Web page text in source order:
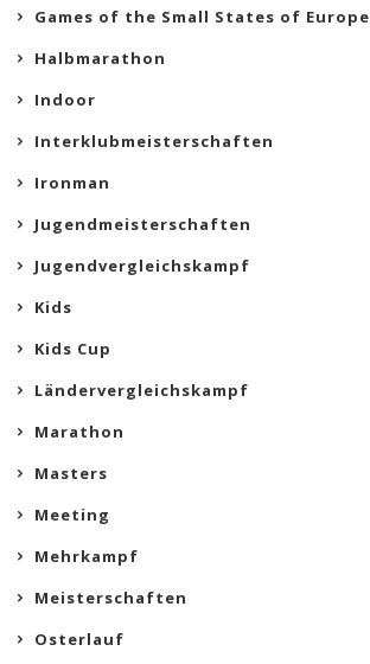
Games of the Small States of Europe
Halbmarathon
Indoor
Interklubmeisterschaften
Ironman
Jugendmeisterschaften
Jugendvergleichskampf
Kids
Kids Cup
Ländervergleichskampf
Marathon
Masters
Meeting
Mehrkampf
Meisterschaften
Osterlauf